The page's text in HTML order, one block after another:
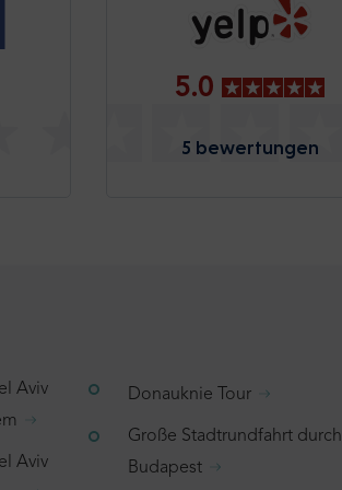
5.0
5 bewertungen
Aviv
Aviv
Donauknie Tour
Große Stadtrundfahrt durch
Budapest